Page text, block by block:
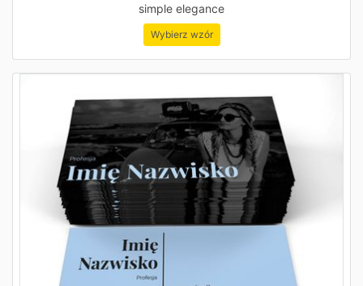
simple elegance
Wybierz wzór